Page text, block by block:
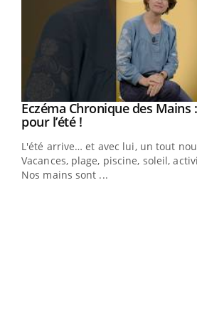
Youtube
Eczéma Chronique des Mains
pour l’été !Youtube
L'été arrive… et avec lui, un tout
Vacances, plage, piscine, soleil,
Nos mains sont ...